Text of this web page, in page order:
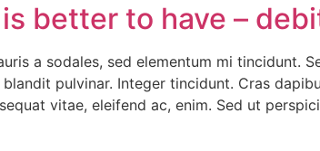
better to have –
a sodales, sed elementum mi tincidunt.
pulvinar. Integer tincidunt. Cras
vitae, eleifend ac, enim. Sed ut